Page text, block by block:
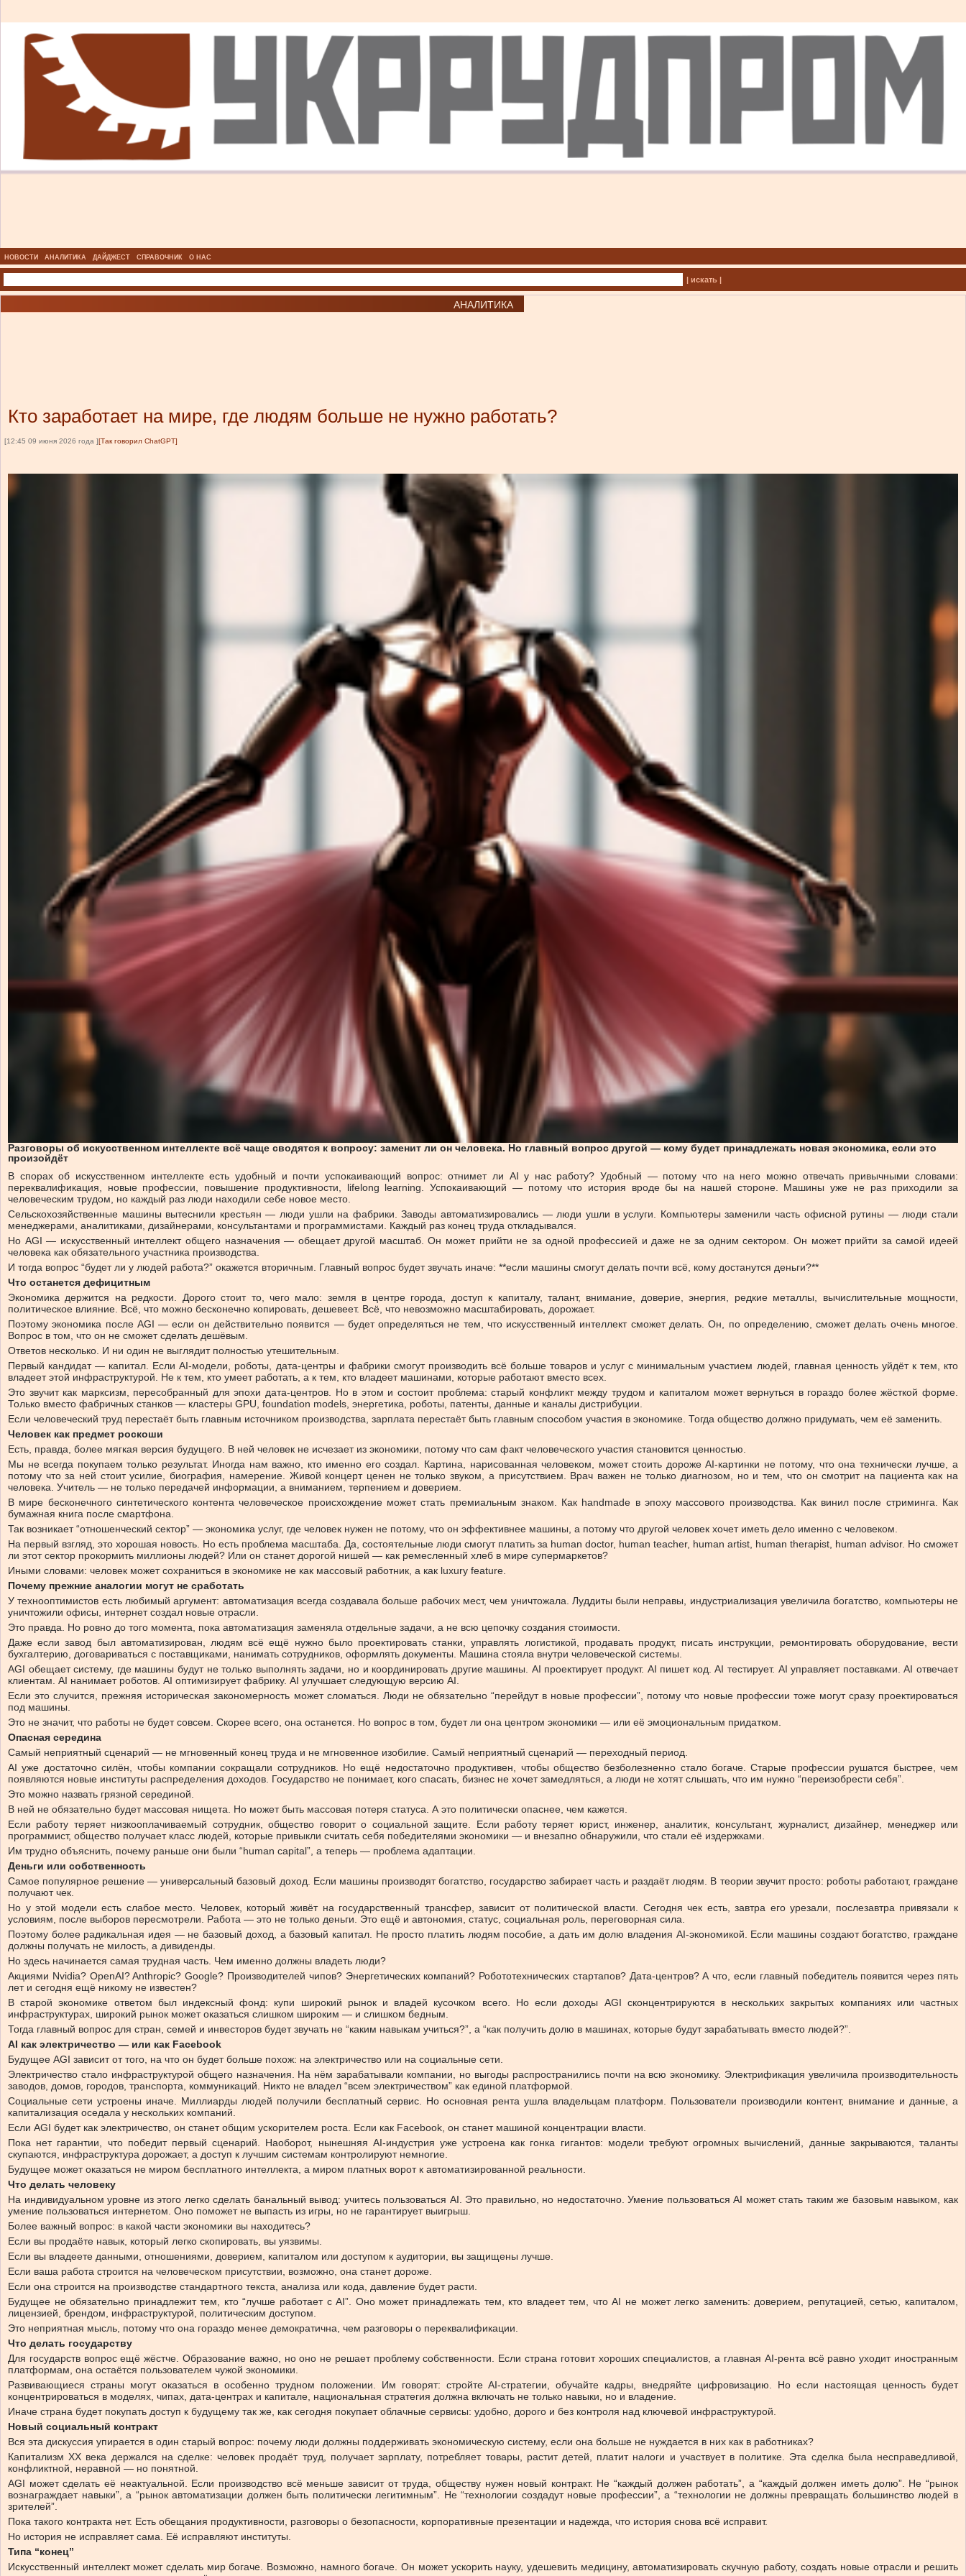
НОВОСТИ АНАЛИТИКА ДАЙДЖЕСТ СПРАВОЧНИК О НАС
| искать |
АНАЛИТИКА
Кто заработает на мире, где людям больше не нужно работать?
[12:45 09 июня 2026 года ][Так говорил ChatGPT]
Разговоры об искусственном интеллекте всё чаще сводятся к вопросу: заменит ли он человека. Но главный вопрос другой — кому будет принадлежать новая экономика, если это
произойдёт
В спорах об искусственном интеллекте есть удобный и почти успокаивающий вопрос: отнимет ли AI у нас работу? Удобный — потому что на него можно отвечать привычными словами:
переквалификация, новые профессии, повышение продуктивности, lifelong learning. Успокаивающий — потому что история вроде бы на нашей стороне. Машины уже не раз приходили за
человеческим трудом, но каждый раз люди находили себе новое место.
Сельскохозяйственные машины вытеснили крестьян — люди ушли на фабрики. Заводы автоматизировались — люди ушли в услуги. Компьютеры заменили часть офисной рутины — люди стали
менеджерами, аналитиками, дизайнерами, консультантами и программистами. Каждый раз конец труда откладывался.
Но AGI — искусственный интеллект общего назначения — обещает другой масштаб. Он может прийти не за одной профессией и даже не за одним сектором. Он может прийти за самой идеей
человека как обязательного участника производства.
И тогда вопрос “будет ли у людей работа?” окажется вторичным. Главный вопрос будет звучать иначе: **если машины смогут делать почти всё, кому достанутся деньги?**
Что останется дефицитным
Экономика держится на редкости. Дорого стоит то, чего мало: земля в центре города, доступ к капиталу, талант, внимание, доверие, энергия, редкие металлы, вычислительные мощности,
политическое влияние. Всё, что можно бесконечно копировать, дешевеет. Всё, что невозможно масштабировать, дорожает.
Поэтому экономика после AGI — если он действительно появится — будет определяться не тем, что искусственный интеллект сможет делать. Он, по определению, сможет делать очень многое.
Вопрос в том, что он не сможет сделать дешёвым.
Ответов несколько. И ни один не выглядит полностью утешительным.
Первый кандидат — капитал. Если AI-модели, роботы, дата-центры и фабрики смогут производить всё больше товаров и услуг с минимальным участием людей, главная ценность уйдёт к тем, кто
владеет этой инфраструктурой. Не к тем, кто умеет работать, а к тем, кто владеет машинами, которые работают вместо всех.
Это звучит как марксизм, пересобранный для эпохи дата-центров. Но в этом и состоит проблема: старый конфликт между трудом и капиталом может вернуться в гораздо более жёсткой форме.
Только вместо фабричных станков — кластеры GPU, foundation models, энергетика, роботы, патенты, данные и каналы дистрибуции.
Если человеческий труд перестаёт быть главным источником производства, зарплата перестаёт быть главным способом участия в экономике. Тогда общество должно придумать, чем её заменить.
Человек как предмет роскоши
Есть, правда, более мягкая версия будущего. В ней человек не исчезает из экономики, потому что сам факт человеческого участия становится ценностью.
Мы не всегда покупаем только результат. Иногда нам важно, кто именно его создал. Картина, нарисованная человеком, может стоить дороже AI-картинки не потому, что она технически лучше, а
потому что за ней стоит усилие, биография, намерение. Живой концерт ценен не только звуком, а присутствием. Врач важен не только диагнозом, но и тем, что он смотрит на пациента как на
человека. Учитель — не только передачей информации, а вниманием, терпением и доверием.
В мире бесконечного синтетического контента человеческое происхождение может стать премиальным знаком. Как handmade в эпоху массового производства. Как винил после стриминга. Как
бумажная книга после смартфона.
Так возникает “отношенческий сектор” — экономика услуг, где человек нужен не потому, что он эффективнее машины, а потому что другой человек хочет иметь дело именно с человеком.
На первый взгляд, это хорошая новость. Но есть проблема масштаба. Да, состоятельные люди смогут платить за human doctor, human teacher, human artist, human therapist, human advisor. Но сможет
ли этот сектор прокормить миллионы людей? Или он станет дорогой нишей — как ремесленный хлеб в мире супермаркетов?
Иными словами: человек может сохраниться в экономике не как массовый работник, а как luxury feature.
Почему прежние аналогии могут не сработать
У технооптимистов есть любимый аргумент: автоматизация всегда создавала больше рабочих мест, чем уничтожала. Луддиты были неправы, индустриализация увеличила богатство, компьютеры не
уничтожили офисы, интернет создал новые отрасли.
Это правда. Но ровно до того момента, пока автоматизация заменяла отдельные задачи, а не всю цепочку создания стоимости.
Даже если завод был автоматизирован, людям всё ещё нужно было проектировать станки, управлять логистикой, продавать продукт, писать инструкции, ремонтировать оборудование, вести
бухгалтерию, договариваться с поставщиками, нанимать сотрудников, оформлять документы. Машина стояла внутри человеческой системы.
AGI обещает систему, где машины будут не только выполнять задачи, но и координировать другие машины. AI проектирует продукт. AI пишет код. AI тестирует. AI управляет поставками. AI отвечает
клиентам. AI нанимает роботов. AI оптимизирует фабрику. AI улучшает следующую версию AI.
Если это случится, прежняя историческая закономерность может сломаться. Люди не обязательно “перейдут в новые профессии”, потому что новые профессии тоже могут сразу проектироваться
под машины.
Это не значит, что работы не будет совсем. Скорее всего, она останется. Но вопрос в том, будет ли она центром экономики — или её эмоциональным придатком.
Опасная середина
Самый неприятный сценарий — не мгновенный конец труда и не мгновенное изобилие. Самый неприятный сценарий — переходный период.
AI уже достаточно силён, чтобы компании сокращали сотрудников. Но ещё недостаточно продуктивен, чтобы общество безболезненно стало богаче. Старые профессии рушатся быстрее, чем
появляются новые институты распределения доходов. Государство не понимает, кого спасать, бизнес не хочет замедляться, а люди не хотят слышать, что им нужно “переизобрести себя”.
Это можно назвать грязной серединой.
В ней не обязательно будет массовая нищета. Но может быть массовая потеря статуса. А это политически опаснее, чем кажется.
Если работу теряет низкооплачиваемый сотрудник, общество говорит о социальной защите. Если работу теряет юрист, инженер, аналитик, консультант, журналист, дизайнер, менеджер или
программист, общество получает класс людей, которые привыкли считать себя победителями экономики — и внезапно обнаружили, что стали её издержками.
Им трудно объяснить, почему раньше они были “human capital”, а теперь — проблема адаптации.
Деньги или собственность
Самое популярное решение — универсальный базовый доход. Если машины производят богатство, государство забирает часть и раздаёт людям. В теории звучит просто: роботы работают, граждане
получают чек.
Но у этой модели есть слабое место. Человек, который живёт на государственный трансфер, зависит от политической власти. Сегодня чек есть, завтра его урезали, послезавтра привязали к
условиям, после выборов пересмотрели. Работа — это не только деньги. Это ещё и автономия, статус, социальная роль, переговорная сила.
Поэтому более радикальная идея — не базовый доход, а базовый капитал. Не просто платить людям пособие, а дать им долю владения AI-экономикой. Если машины создают богатство, граждане
должны получать не милость, а дивиденды.
Но здесь начинается самая трудная часть. Чем именно должны владеть люди?
Акциями Nvidia? OpenAI? Anthropic? Google? Производителей чипов? Энергетических компаний? Робототехнических стартапов? Дата-центров? А что, если главный победитель появится через пять
лет и сегодня ещё никому не известен?
В старой экономике ответом был индексный фонд: купи широкий рынок и владей кусочком всего. Но если доходы AGI сконцентрируются в нескольких закрытых компаниях или частных
инфраструктурах, широкий рынок может оказаться слишком широким — и слишком бедным.
Тогда главный вопрос для стран, семей и инвесторов будет звучать не “каким навыкам учиться?”, а “как получить долю в машинах, которые будут зарабатывать вместо людей?”.
AI как электричество — или как Facebook
Будущее AGI зависит от того, на что он будет больше похож: на электричество или на социальные сети.
Электричество стало инфраструктурой общего назначения. На нём зарабатывали компании, но выгоды распространились почти на всю экономику. Электрификация увеличила производительность
заводов, домов, городов, транспорта, коммуникаций. Никто не владел “всем электричеством” как единой платформой.
Социальные сети устроены иначе. Миллиарды людей получили бесплатный сервис. Но основная рента ушла владельцам платформ. Пользователи производили контент, внимание и данные, а
капитализация оседала у нескольких компаний.
Если AGI будет как электричество, он станет общим ускорителем роста. Если как Facebook, он станет машиной концентрации власти.
Пока нет гарантии, что победит первый сценарий. Наоборот, нынешняя AI-индустрия уже устроена как гонка гигантов: модели требуют огромных вычислений, данные закрываются, таланты
скупаются, инфраструктура дорожает, а доступ к лучшим системам контролируют немногие.
Будущее может оказаться не миром бесплатного интеллекта, а миром платных ворот к автоматизированной реальности.
Что делать человеку
На индивидуальном уровне из этого легко сделать банальный вывод: учитесь пользоваться AI. Это правильно, но недостаточно. Умение пользоваться AI может стать таким же базовым навыком, как
умение пользоваться интернетом. Оно поможет не выпасть из игры, но не гарантирует выигрыш.
Более важный вопрос: в какой части экономики вы находитесь?
Если вы продаёте навык, который легко скопировать, вы уязвимы.
Если вы владеете данными, отношениями, доверием, капиталом или доступом к аудитории, вы защищены лучше.
Если ваша работа строится на человеческом присутствии, возможно, она станет дороже.
Если она строится на производстве стандартного текста, анализа или кода, давление будет расти.
Будущее не обязательно принадлежит тем, кто “лучше работает с AI”. Оно может принадлежать тем, кто владеет тем, что AI не может легко заменить: доверием, репутацией, сетью, капиталом,
лицензией, брендом, инфраструктурой, политическим доступом.
Это неприятная мысль, потому что она гораздо менее демократична, чем разговоры о переквалификации.
Что делать государству
Для государств вопрос ещё жёстче. Образование важно, но оно не решает проблему собственности. Если страна готовит хороших специалистов, а главная AI-рента всё равно уходит иностранным
платформам, она остаётся пользователем чужой экономики.
Развивающиеся страны могут оказаться в особенно трудном положении. Им говорят: стройте AI-стратегии, обучайте кадры, внедряйте цифровизацию. Но если настоящая ценность будет
концентрироваться в моделях, чипах, дата-центрах и капитале, национальная стратегия должна включать не только навыки, но и владение.
Иначе страна будет покупать доступ к будущему так же, как сегодня покупает облачные сервисы: удобно, дорого и без контроля над ключевой инфраструктурой.
Новый социальный контракт
Вся эта дискуссия упирается в один старый вопрос: почему люди должны поддерживать экономическую систему, если она больше не нуждается в них как в работниках?
Капитализм XX века держался на сделке: человек продаёт труд, получает зарплату, потребляет товары, растит детей, платит налоги и участвует в политике. Эта сделка была несправедливой,
конфликтной, неравной — но понятной.
AGI может сделать её неактуальной. Если производство всё меньше зависит от труда, обществу нужен новый контракт. Не “каждый должен работать”, а “каждый должен иметь долю”. Не “рынок
вознаграждает навыки”, а “рынок автоматизации должен быть политически легитимным”. Не “технологии создадут новые профессии”, а “технологии не должны превращать большинство людей в
зрителей”.
Пока такого контракта нет. Есть обещания продуктивности, разговоры о безопасности, корпоративные презентации и надежда, что история снова всё исправит.
Но история не исправляет сама. Её исправляют институты.
Типа “конец”
Искусственный интеллект может сделать мир богаче. Возможно, намного богаче. Он может ускорить науку, удешевить медицину, автоматизировать скучную работу, создать новые отрасли и решить